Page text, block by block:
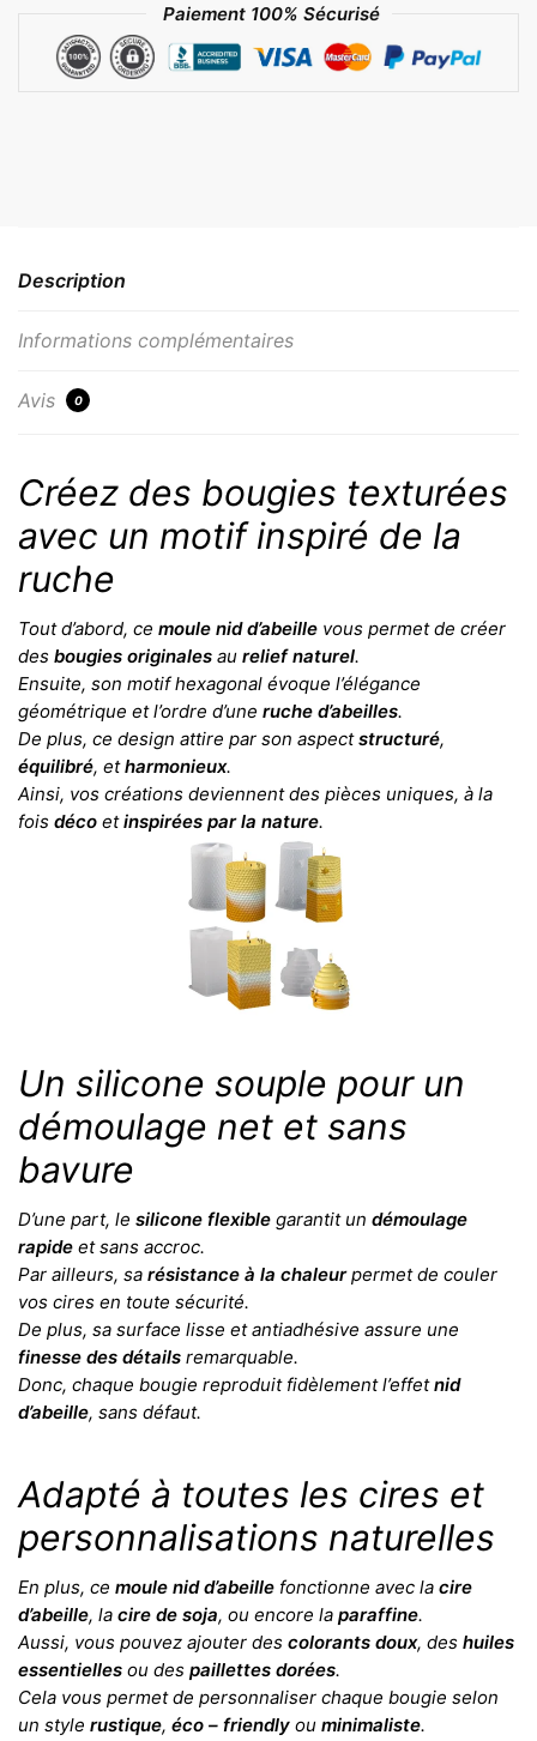
Paiement 100% Sécurisé
Description
Informations complémentaires
Avis 0
Créez des bougies texturées
avec un motif inspiré de la
ruche
Tout d’abord, ce moule nid d’abeille vous permet de créer
des bougies originales au relief naturel.
Ensuite, son motif hexagonal évoque l’élégance
géométrique et l’ordre d’une ruche d’abeilles.
De plus, ce design attire par son aspectstructuré,
équilibré, etharmonieux.
Ainsi, vos créations deviennent des pièces uniques, à la
fois déco etinspirées par la nature.
Un silicone souple pour un
démoulage net et sans
bavure
D’une part, le silicone flexible garantit un démoulage
rapide et sans accroc.
Par ailleurs, sa résistance à la chaleurpermet de couler
vos cires en toute sécurité.
De plus, sa surface lisse et antiadhésive assure une
finesse des détails remarquable.
Donc, chaque bougie reproduit fidèlement l’effetnid
d’abeille, sans défaut.
Adapté à toutes les cires et
personnalisations naturelles
En plus, ce moule nid d’abeille fonctionne avec la cire
d’abeille, la cire de soja, ou encore la paraffine.
Aussi, vous pouvez ajouter des colorants doux, des huiles
essentielles ou des paillettes dorées.
Cela vous permet de personnaliser chaque bougie selon
un style rustique, éco – friendly ou minimaliste.